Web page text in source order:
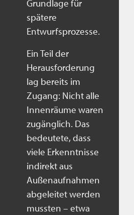
Grundlage für
spätere
Entwurfsprozesse.
Ein Teil der
Herausforderung
lag bereits im
Zugang: Nicht alle
Innenräume waren
zugänglich. Das
bedeutete, dass
viele Erkenntnisse
indirekt aus
Außenaufnahmen
abgeleitet werden
mussten – etwa